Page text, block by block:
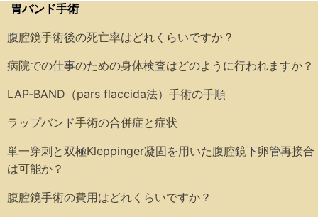
胃バンド手術
腹腔鏡手術後の死亡率はどれくらいですか？
病院での仕事のための身体検査はどのように行われますか？
LAP‑BAND（pars flaccida法）手術の手順
ラップバンド手術の合併症と症状
単一穿刺と双極Kleppinger凝固を用いた腹腔鏡下卵管再接合
は可能か？
腹腔鏡手術の費用はどれくらいですか？